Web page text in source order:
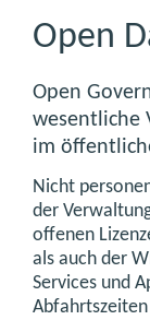
Open
Open
wesentliche
im
Nicht
der
offenen
als auch der
Services und